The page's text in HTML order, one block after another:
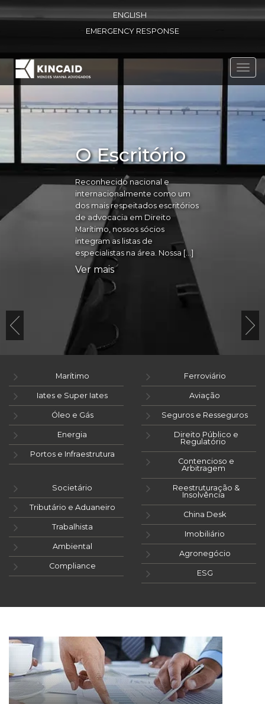
ENGLISH
EMERGENCY RESPONSE
O Escritório
Reconhecido nacional e
internacionalmente como um
dos mais respeitados escritórios
de advocacia em Direito
Marítimo, nossos sócios
integram as listas de
especialistas na área. Nossa […]
Ver mais
Marítimo
Iates e Super Iates
Óleo e Gás
Energia
Portos e Infraestrutura
Ferroviário
Aviação
Seguros e Resseguros
Direito Público e
Regulatório
Contencioso e
Arbitragem
Societário
Tributário e Aduaneiro
Trabalhista
Ambiental
Compliance
Reestruturação &
Insolvência
China Desk
Imobiliário
Agronegócio
ESG